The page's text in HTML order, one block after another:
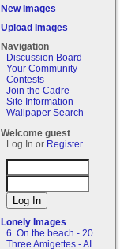
New Images
Upload Images
Navigation
Discussion Board
Your Community
Contests
Join the Cadre
Site Information
Wallpaper Search
Welcome guest
Log In or Register
Lonely Images
6. On the beach - 20...
Three Amigettes - AI